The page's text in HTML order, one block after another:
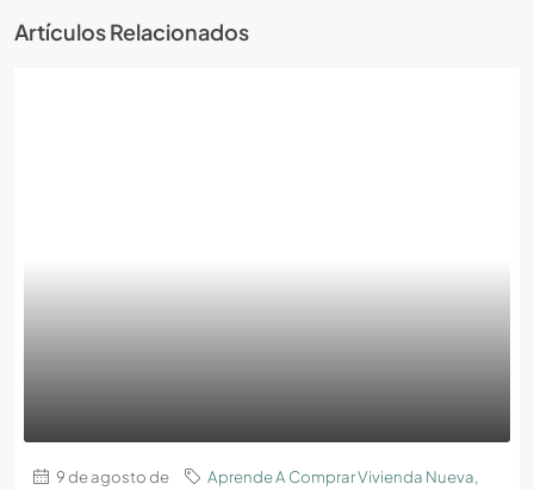
Artículos Relacionados
9 de agosto de
Aprende A Comprar Vivienda Nueva,